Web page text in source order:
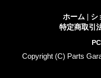
ホーム | シ
特定商取引
Copyright (C) Parts